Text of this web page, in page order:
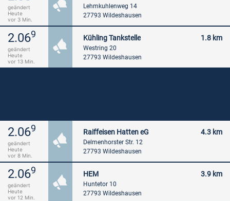
geändert
Heute
vor 3 Min.
Lehmkuhlenweg 14
27793 Wildeshausen
2.069
geändert
Heute
vor 13 Min.
Kühling Tankstelle 1.8 km
Westring 20
27793 Wildeshausen
2.069
geändert
Heute
vor 8 Min.
Raiffeisen Hatten eG 4.3 km
Delmenhorster Str. 12
27793 Wildeshausen
2.069
geändert
Heute
vor 12 Min.
HEM 3.9 km
Huntetor 10
27793 Wildeshausen